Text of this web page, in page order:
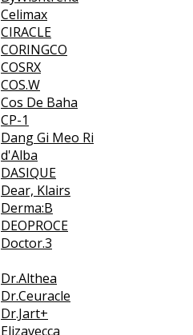
Celimax
CIRACLE
CORINGCO
COSRX
COS.W
Cos De Baha
CP-1
Dang Gi Meo Ri
d'Alba
DASIQUE
Dear, Klairs
Derma:B
DEOPROCE
Doctor.3
Dr.Althea
Dr.Ceuracle
Dr.Jart+
Elizavecca